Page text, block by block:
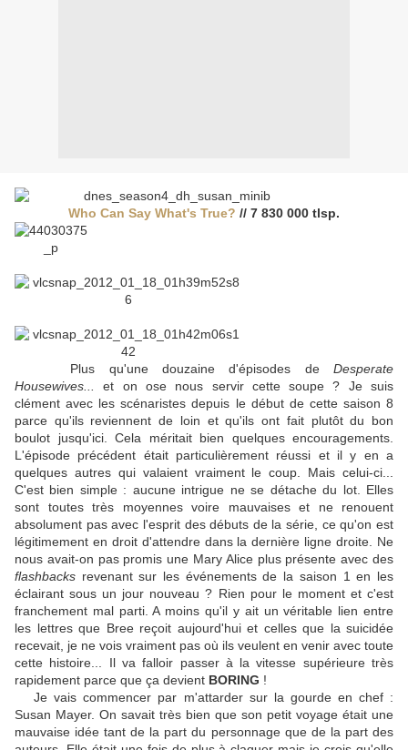
Who Can Say What's True? // 7 830 000 tlsp.
Plus qu'une douzaine d'épisodes de Desperate
Housewives...
et on ose nous servir cette soupe ? Je suis
clément avec les scénaristes depuis le début de cette saison 8
parce qu'ils reviennent de loin et qu'ils ont fait plutôt du bon
boulot jusqu'ici. Cela méritait bien quelques encouragements.
L'épisode précédent était particulièrement réussi et il y en a
quelques autres qui valaient vraiment le coup. Mais celui-ci...
C'est bien simple : aucune intrigue ne se détache du lot. Elles
sont toutes très moyennes voire mauvaises et ne renouent
absolument pas avec l'esprit des débuts de la série, ce qu'on est
légitimement en droit d'attendre dans la dernière ligne droite. Ne
nous avait-on pas promis une Mary Alice plus présente avec des
flashbacks revenant sur les événements de la saison 1 en les
éclairant sous un jour nouveau ? Rien pour le moment et c'est
franchement mal parti. A moins qu'il y ait un véritable lien entre
les lettres que Bree reçoit aujourd'hui et celles que la suicidée
recevait, je ne vois vraiment pas où ils veulent en venir avec toute
cette histoire... Il va falloir passer à la vitesse supérieure très
rapidement parce que ça devient BORING !
Je vais commencer par m'attarder sur la gourde en chef :
Susan Mayer. On savait très bien que son petit voyage était une
mauvaise idée tant de la part du personnage que de la part des